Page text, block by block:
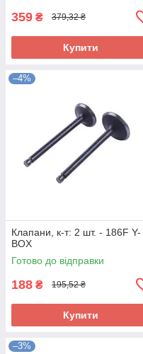
359 ₴ 379,32 ₴
Купити
–4%
Клапани, к-т: 2 шт. - 186F Y-
BOX
Готово до відправки
188 ₴ 195,52 ₴
Купити
–3%